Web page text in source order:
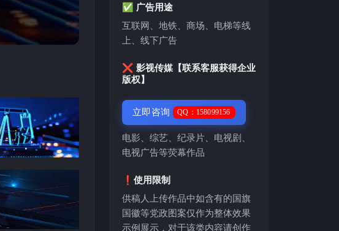
✅ 广告用途
互联网、地铁、商场、电梯等线
上、线下广告
❌ 影视传媒【联系客服获得企业
版权】
立即咨询 QQ：158099156
电影、综艺、纪录片、电视剧、
电视广告等荧幕作品
❗️使用限制
供稿人上传作品中如含有的国旗
国徽等党政图案仅作为整体效果
示例展示，对于该类内容请创作